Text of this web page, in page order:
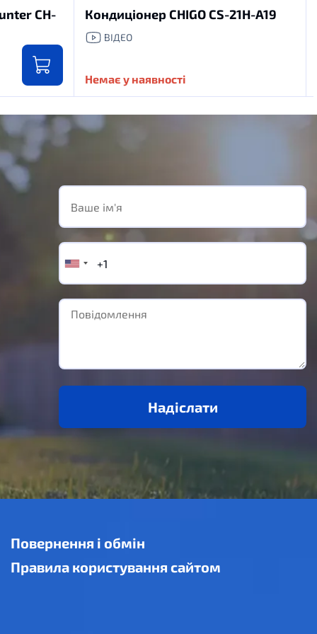
CH- Кондиціонер CHIGO CS-21H-A19
ВІДЕО
Немає у наявності
Надіслати
Повернення і обмін
Правила користування сайтом